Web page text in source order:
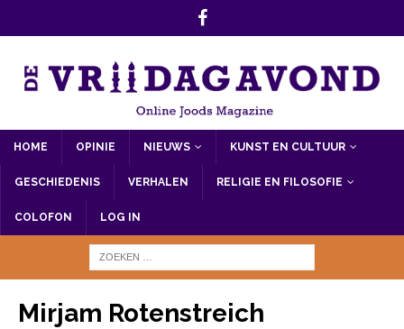
HOME OPINIE NIEUWS KUNST EN CULTUUR
GESCHIEDENIS VERHALEN RELIGIE EN FILOSOFIE
COLOFON LOG IN
Mirjam Rotenstreich